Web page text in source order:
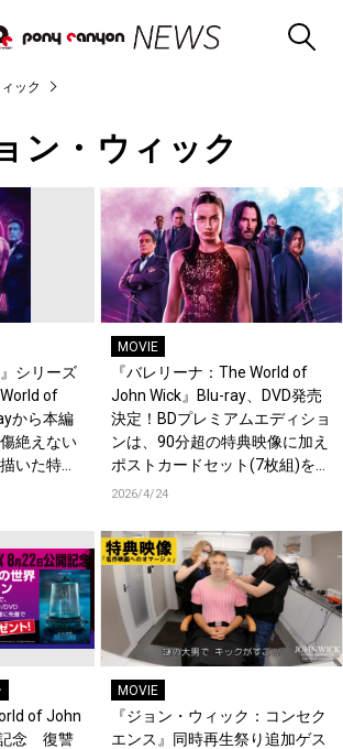
ック
ン・ウィック
シリーズ
of
から本編
絶えない
いた特典
載！
MOVIE
『バレリーナ：The World of
John Wick』Blu-ray、DVD発売
決定！BDプレミアムエディショ
ンは、90分超の特典映像に加え
ポストカードセット(7枚組)を封
入した豪華仕様！
2026/4/24
of John
念 復讐
MOVIE
『ジョン・ウィック：コンセク
エンス』同時再生祭り追加ゲス